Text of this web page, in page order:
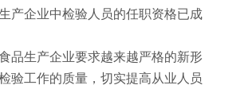
产企业中检验人员的任职资格已成
品生产企业要求越来越严格的新形
验工作的质量，切实提高从业人员